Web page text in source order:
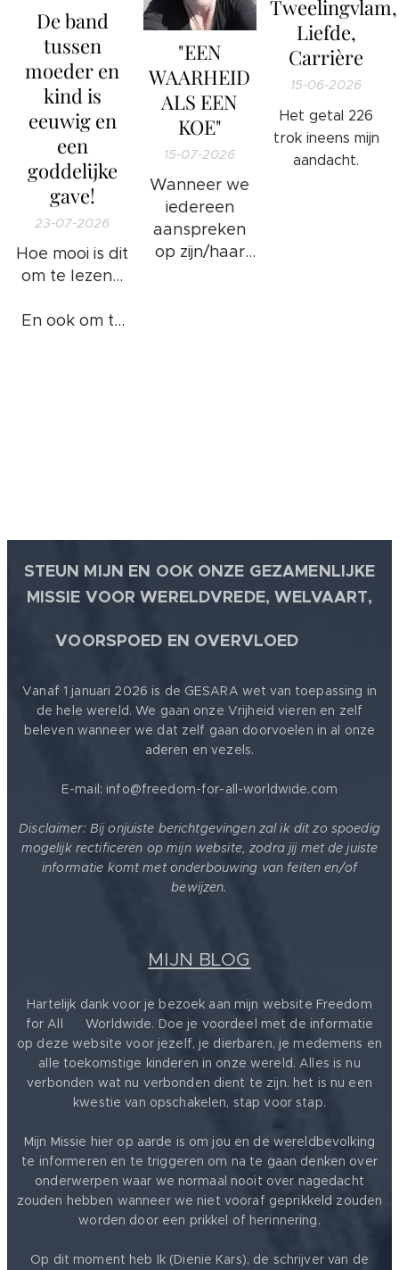
De band
tussen
moeder en
kind is
eeuwig en
een
goddelijke
gave!
23-07-2026
Hoe mooi is dit
om te lezen...
En ook om te
"EEN
WAARHEID
ALS EEN
KOE"
15-07-2026
Wanneer we
iedereen
aanspreken
op zijn/haar
Tweelingvlam,
Liefde,
Carrière
15-06-2026
Het getal 226
trok ineens mijn
aandacht.
STEUN MIJN EN OOK ONZE GEZAMENLIJKE
MISSIE VOOR WERELDVREDE, WELVAART,
VOORSPOED EN OVERVLOED
Vanaf 1 januari 2026 is de GESARA wet van toepassing in
de hele wereld. We gaan onze Vrijheid vieren en zelf
beleven wanneer we dat zelf gaan doorvoelen in al onze
aderen en vezels.
E-mail: info@freedom-for-all-worldwide.com
Disclaimer: Bij onjuiste berichtgevingen zal ik dit zo spoedig
mogelijk rectificeren op mijn website, zodra jij met de juiste
informatie komt met onderbouwing van feiten en/of
bewijzen.
MIJN BLOG
Hartelijk dank voor je bezoek aan mijn website Freedom
for All ❤️ Worldwide. Doe je voordeel met de informatie
op deze website voor jezelf, je dierbaren, je medemens en
alle toekomstige kinderen in onze wereld. Alles is nu
verbonden wat nu verbonden dient te zijn. het is nu een
kwestie van opschakelen, stap voor stap.
Mijn Missie hier op aarde is om jou en de wereldbevolking
te informeren en te triggeren om na te gaan denken over
onderwerpen waar we normaal nooit over nagedacht
zouden hebben wanneer we niet vooraf geprikkeld zouden
worden door een prikkel of herinnering.
Op dit moment heb Ik (Dienie Kars), de schrijver van de